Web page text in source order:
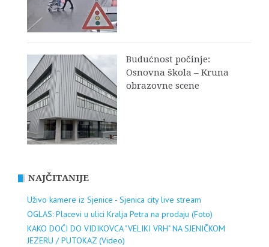
Budućnost počinje:
Osnovna škola – Kruna
obrazovne scene
NAJČITANIJE
Uživo kamere iz Sjenice - Sjenica city live stream
OGLAS: Placevi u ulici Kralja Petra na prodaju (Foto)
KAKO DOĆI DO VIDIKOVCA "VELIKI VRH" NA SJENIČKOM
JEZERU / PUTOKAZ (Video)